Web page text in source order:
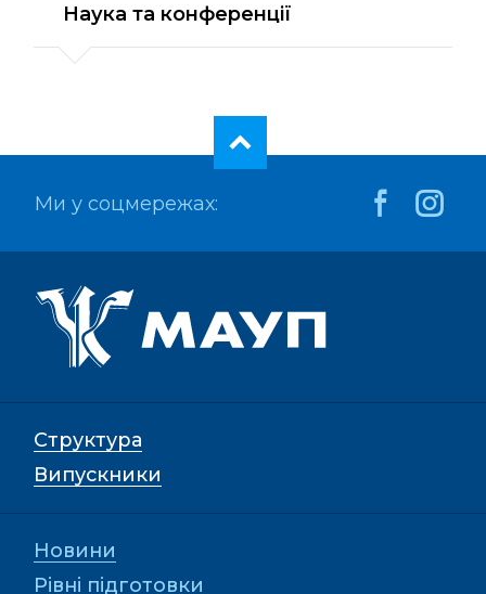
Наука та конференції
Ми у соцмережах:
Структура
Випускники
Новини
Рівні підготовки